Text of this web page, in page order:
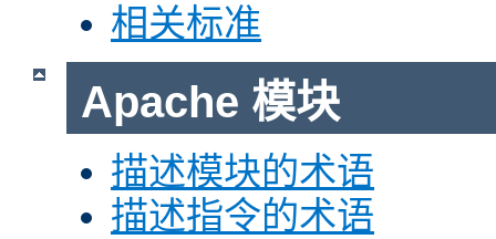
相关标准
Apache 模块
描述模块的术语
描述指令的术语